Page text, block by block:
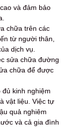
và đảm bảo
chữa trên các
từ người thân,
dịch vụ.
sửa chữa đường
chữa để được
kinh nghiệm
vật liệu. Việc tự
quả nghiêm
và cả gia đình